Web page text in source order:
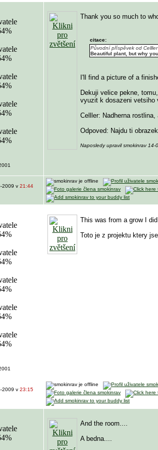
Thank you so much to
citace:
Původní příspěvek od Celller
Beautiful plant, but why
I'll find a picture of a
Dekuji velice pekne,
vyuzit k dosazeni vetsiho
Celller: Nadherna
Odpoved: Najdu ti
Naposledy upravil smokinrav
2009 v 21:44
This was from a grow I
Toto je z projektu ktery
2009 v 23:15
And the room....
A bedna....